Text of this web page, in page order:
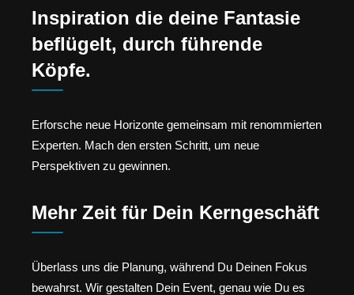
Inspiration die deine Fantasie
beflügelt, durch führende
Köpfe.
Erforsche neue Horizonte gemeinsam mit renommierten
Experten. Mach den ersten Schritt, um neue
Perspektiven zu gewinnen.
Mehr Zeit für Dein Kerngeschäft
Überlass uns die Planung, während Du Deinen Fokus
bewahrst. Wir gestalten Dein Event, genau wie Du es